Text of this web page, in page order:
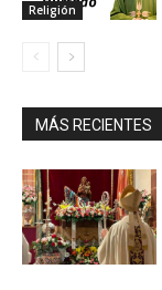
Religión
MÁS RECIENTES